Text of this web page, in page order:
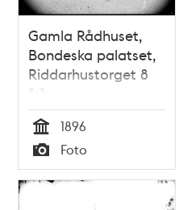
Gamla Rådhuset,
Bondeska palatset,
Riddarhustorget 8
från
Storkyrkobrinken
Tid
1896
Typ
Foto